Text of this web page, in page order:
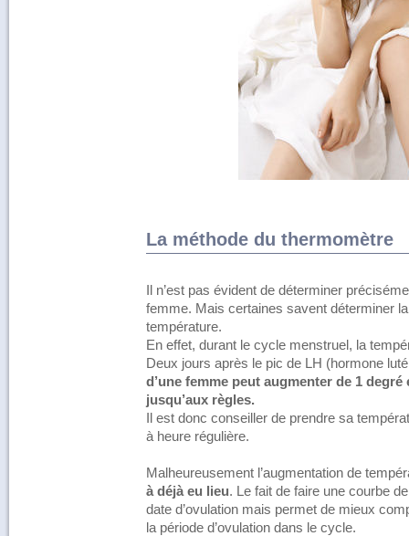
La méthode du thermomètre
Il n’est pas évident de déterminer
femme. Mais certaines savent déterminer
température.
En effet, durant le cycle menstruel, la
Deux jours après le pic de LH (hormone
d’une femme peut augmenter de 1
jusqu’aux règles.
Il est donc conseiller de prendre sa
à heure régulière.
Malheureusement l’augmentation de
à déjà eu lieu. Le fait de faire une courbe
date d’ovulation mais permet de mieux
la période d’ovulation dans le cycle.